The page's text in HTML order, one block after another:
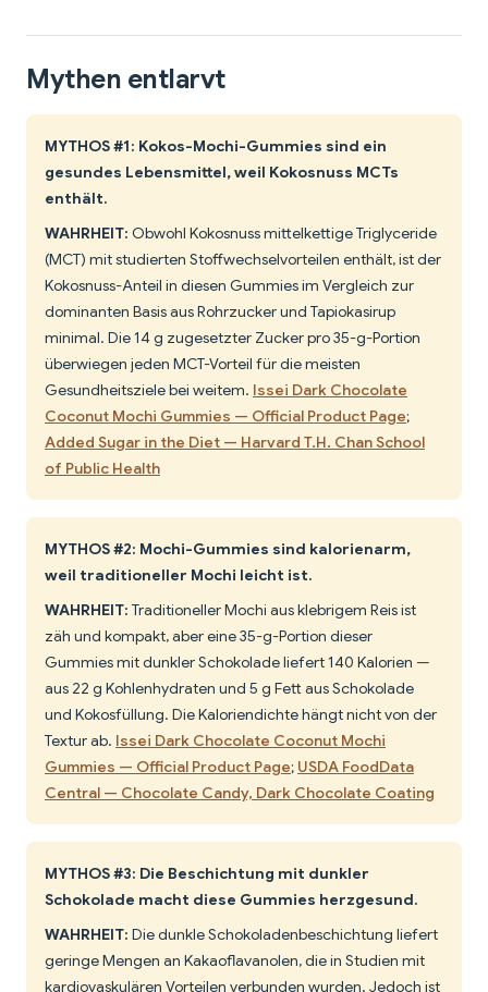
Mythen entlarvt
MYTHOS #1: Kokos-Mochi-Gummies sind ein
gesundes Lebensmittel, weil Kokosnuss MCTs
enthält.
WAHRHEIT: Obwohl Kokosnuss mittelkettige Triglyceride
(MCT) mit studierten Stoffwechselvorteilen enthält, ist der
Kokosnuss-Anteil in diesen Gummies im Vergleich zur
dominanten Basis aus Rohrzucker und Tapiokasirup
minimal. Die 14 g zugesetzter Zucker pro 35-g-Portion
überwiegen jeden MCT-Vorteil für die meisten
Gesundheitsziele bei weitem. Issei Dark Chocolate
Coconut Mochi Gummies — Official Product Page;
Added Sugar in the Diet — Harvard T.H. Chan School
of Public Health
MYTHOS #2: Mochi-Gummies sind kalorienarm,
weil traditioneller Mochi leicht ist.
WAHRHEIT: Traditioneller Mochi aus klebrigem Reis ist
zäh und kompakt, aber eine 35-g-Portion dieser
Gummies mit dunkler Schokolade liefert 140 Kalorien —
aus 22 g Kohlenhydraten und 5 g Fett aus Schokolade
und Kokosfüllung. Die Kaloriendichte hängt nicht von der
Textur ab. Issei Dark Chocolate Coconut Mochi
Gummies — Official Product Page; USDA FoodData
Central — Chocolate Candy, Dark Chocolate Coating
MYTHOS #3: Die Beschichtung mit dunkler
Schokolade macht diese Gummies herzgesund.
WAHRHEIT: Die dunkle Schokoladenbeschichtung liefert
geringe Mengen an Kakaoflavanolen, die in Studien mit
kardiovaskulären Vorteilen verbunden wurden. Jedoch ist